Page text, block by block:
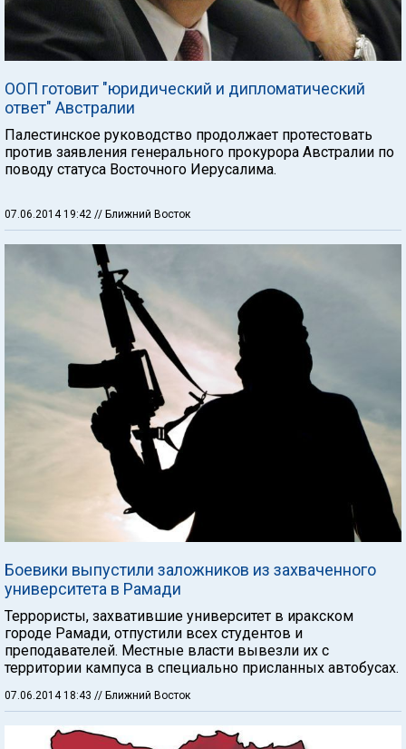
ООП готовит "юридический и дипломатический
ответ" Австралии
Палестинское руководство продолжает протестовать
против заявления генерального прокурора Австралии по
поводу статуса Восточного Иерусалима.
07.06.2014 19:42 // Ближний Восток
Боевики выпустили заложников из захваченного
университета в Рамади
Террористы, захватившие университет в иракском
городе Рамади, отпустили всех студентов и
преподавателей. Местные власти вывезли их с
территории кампуса в специально присланных автобусах.
07.06.2014 18:43 // Ближний Восток